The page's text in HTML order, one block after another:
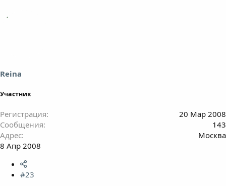
Reina
Участник
Регистрация
20 Мар 2008
Сообщения
143
Адрес
Москва
8 Апр 2008
#23